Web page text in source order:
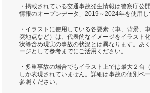
・掲載されている交通事故発生情報は警察庁公
情報のオープンデータ」2019～2024年を使用し
・イラストに使用している各要素（車、背景、
突地点など）は、代表的なイメージをイラスト
状等含め現実の事故の状況とは異なります。あ
ージとして参考までにご活用ください。
・多重事故の場合でもイラスト上では最大２台
しか表現されていません。詳細は事故の個別ペ
参照ください。